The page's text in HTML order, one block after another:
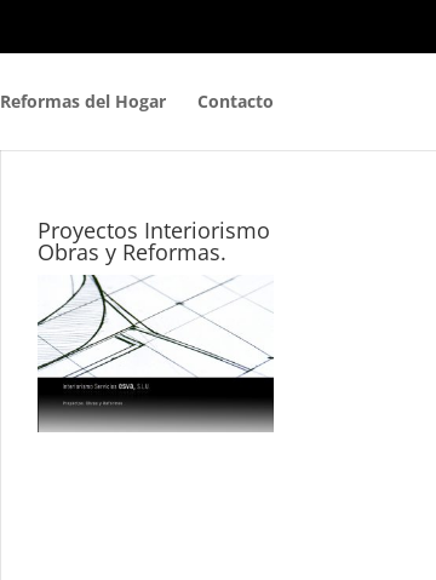
Reformas del Hogar Contacto
Proyectos Interiorismo
Obras y Reformas.